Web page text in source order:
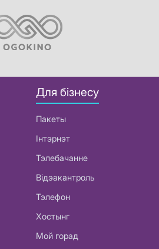
Для бізнесу
Пакеты
Інтэрнэт
Тэлебачанне
Відэакантроль
Тэлефон
Хостынг
Мой горад